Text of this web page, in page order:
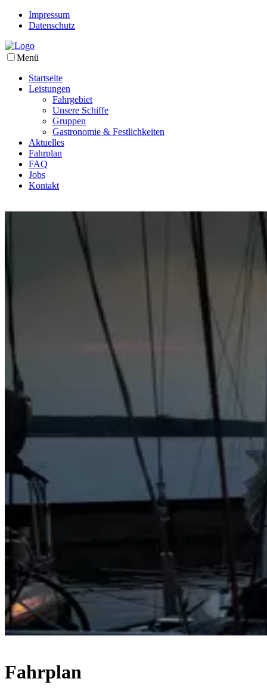
Impressum
Datenschutz
Menü
Startseite
Leistungen
Fahrgebiet
Unsere Schiffe
Gruppen
Gastronomie & Festlichkeiten
Aktuelles
Fahrplan
FAQ
Jobs
Kontakt
Fahrplan